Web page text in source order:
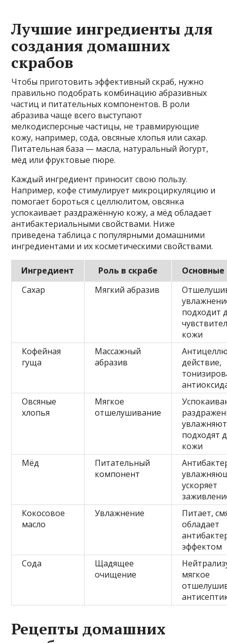
Лучшие ингредиенты для
создания домашних
скрабов
Чтобы приготовить эффективный скраб, нужно
правильно подобрать комбинацию абразивных
частиц и питательных компонентов. В роли
абразива чаще всего выступают
мелкодисперсные частицы, не травмирующие
кожу, например, сода, овсяные хлопья или сахар.
Питательная база — масла, натуральный йогурт,
мёд или фруктовые пюре.
Каждый ингредиент приносит свою пользу.
Например, кофе стимулирует микроциркуляцию и
помогает бороться с целлюлитом, овсянка
успокаивает раздражённую кожу, а мёд обладает
антибактериальными свойствами. Ниже
приведена таблица с популярными домашними
ингредиентами и их косметическими свойствами.
Ингредиент Роль в скрабе
Основные
Сахар
Мягкий абразив
подходит
кожи
Кофейная
гуща
Массажный
абразив
действие,
Овсяные
хлопья
Мягкое
отшелушивание
подходят
кожи
Мёд
Питательный
компонент
ускоряет
Кокосовое
масло
Увлажнение
Питает,
обладает
эффектом
Сода
Щадящее
очищение
мягкое
Рецепты домашних